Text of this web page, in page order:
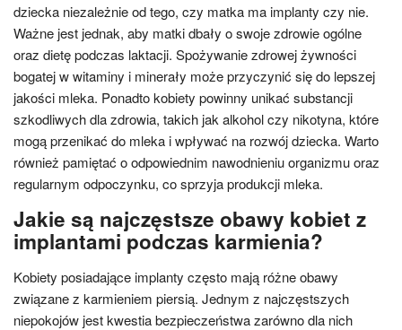
dziecka niezależnie od tego, czy matka ma implanty czy nie.
Ważne jest jednak, aby matki dbały o swoje zdrowie ogólne
oraz dietę podczas laktacji. Spożywanie zdrowej żywności
bogatej w witaminy i minerały może przyczynić się do lepszej
jakości mleka. Ponadto kobiety powinny unikać substancji
szkodliwych dla zdrowia, takich jak alkohol czy nikotyna, które
mogą przenikać do mleka i wpływać na rozwój dziecka. Warto
również pamiętać o odpowiednim nawodnieniu organizmu oraz
regularnym odpoczynku, co sprzyja produkcji mleka.
Jakie są najczęstsze obawy kobiet z
implantami podczas karmienia?
Kobiety posiadające implanty często mają różne obawy
związane z karmieniem piersią. Jednym z najczęstszych
niepokojów jest kwestia bezpieczeństwa zarówno dla nich